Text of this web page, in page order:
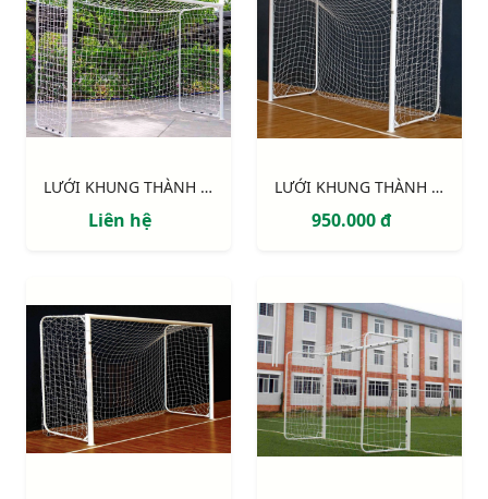
LƯỚI KHUNG THÀNH 5 NGƯỜI CAO CẤP 234110
Liên hệ
LƯỚI KHUNG THÀNH 234120
950.000 đ